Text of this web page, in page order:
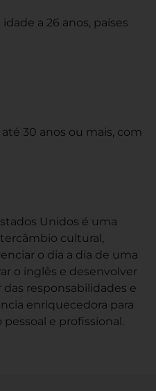
a 26 anos, países
30 anos ou mais, com
Unidos é uma
cultural,
o dia a dia de uma
o inglês e desenvolver
das responsabilidades e
enriquecedora para
e profissional.